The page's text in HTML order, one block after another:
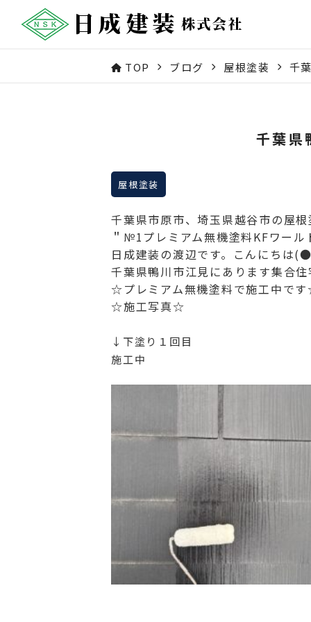
TOP ブログ 屋根塗装 千
千葉
屋根塗装
千葉県市原市、埼玉県越谷市の屋
＂№1プレミアム無機塗料KFワー
日成建装の渡辺です。こんにち
千葉県鴨川市江見にあります集合
☆プレミアム無機塗料で施工中で
☆施工写真☆
↓下塗り１回目
施工中